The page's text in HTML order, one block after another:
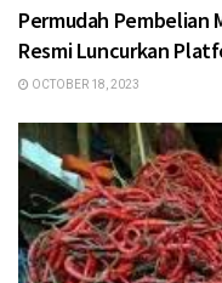
Permudah Pembelian
Resmi Luncurkan
OCTOBER 18, 2023